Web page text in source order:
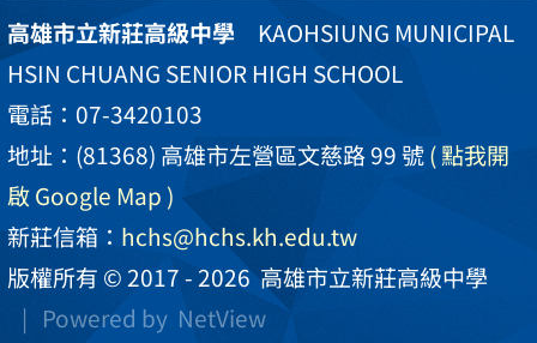
高雄市立新莊高級中學 KAOHSIUNG MUNICIPAL
HSIN CHUANG SENIOR HIGH SCHOOL
電話：07-3420103
地址：(81368) 高雄市左營區文慈路 99 號( 點我開
啟 Google Map )
新莊信箱： hchs@hchs.kh.edu.tw
版權所有 © 2017 - 2026高雄市立新莊高級中學
| Powered by NetView